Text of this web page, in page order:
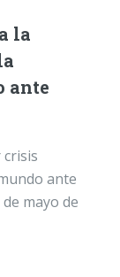
la
ante
ante
mayo de